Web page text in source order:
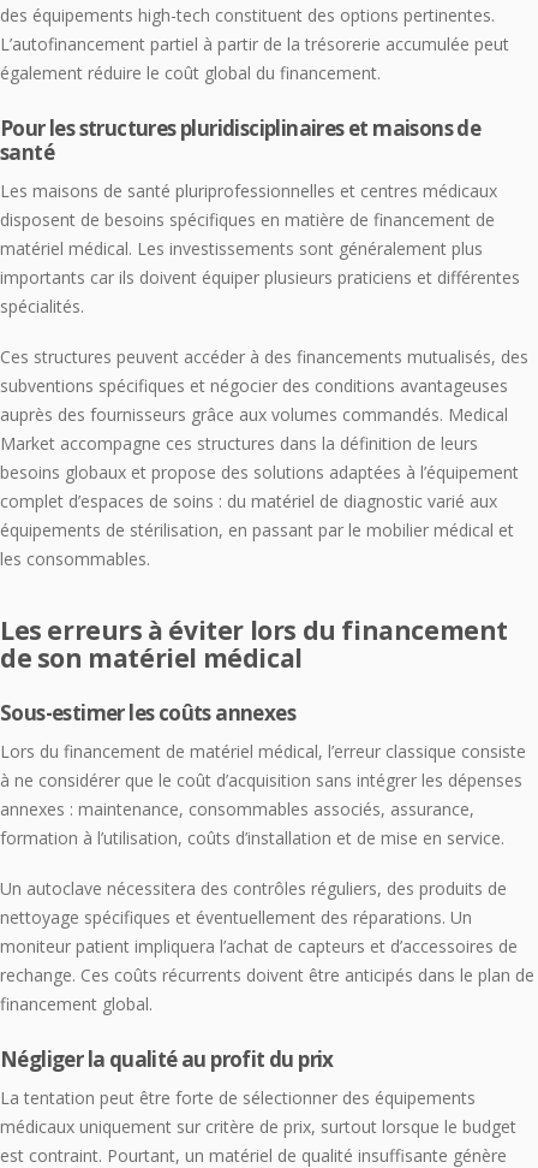
des équipements high-tech constituent des options pertinentes.
L’autofinancement partiel à partir de la trésorerie accumulée peut
également réduire le coût global du financement.
Pour les structures pluridisciplinaires et maisons de
santé
Les maisons de santé pluriprofessionnelles et centres médicaux
disposent de besoins spécifiques en matière de financement de
matériel médical. Les investissements sont généralement plus
importants car ils doivent équiper plusieurs praticiens et différentes
spécialités.
Ces structures peuvent accéder à des financements mutualisés, des
subventions spécifiques et négocier des conditions avantageuses
auprès des fournisseurs grâce aux volumes commandés. Medical
Market accompagne ces structures dans la définition de leurs
besoins globaux et propose des solutions adaptées à l’équipement
complet d’espaces de soins : du matériel de diagnostic varié aux
équipements de stérilisation, en passant par le mobilier médical et
les consommables.
Les erreurs à éviter lors du financement
de son matériel médical
Sous-estimer les coûts annexes
Lors du financement de matériel médical, l’erreur classique consiste
à ne considérer que le coût d’acquisition sans intégrer les dépenses
annexes : maintenance, consommables associés, assurance,
formation à l’utilisation, coûts d’installation et de mise en service.
Un autoclave nécessitera des contrôles réguliers, des produits de
nettoyage spécifiques et éventuellement des réparations. Un
moniteur patient impliquera l’achat de capteurs et d’accessoires de
rechange. Ces coûts récurrents doivent être anticipés dans le plan de
financement global.
Négliger la qualité au profit du prix
La tentation peut être forte de sélectionner des équipements
médicaux uniquement sur critère de prix, surtout lorsque le budget
est contraint. Pourtant, un matériel de qualité insuffisante génère